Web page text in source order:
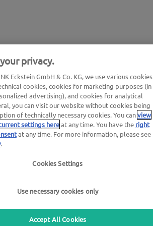
privacy.
Eckstein GmbH & Co. KG, we use various cookies
cookies, cookies for marketing purposes (in
advertising), and cookies for analytical
you can visit our website without cookies being
of technically necessary cookies. You canview
settings hereat any time. You have the right
at any time. For more information, please see
.
Cookies Settings
Use necessary cookies only
Accept All Cookies